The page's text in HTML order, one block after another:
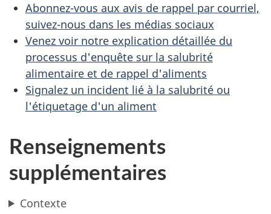
Abonnez-vous aux avis de rappel par courriel,
suivez-nous dans les médias sociaux
Venez voir notre explication détaillée du
processus d'enquête sur la salubrité
alimentaire et de rappel d'aliments
Signalez un incident lié à la salubrité ou
l'étiquetage d'un aliment
Renseignements
supplémentaires
Contexte